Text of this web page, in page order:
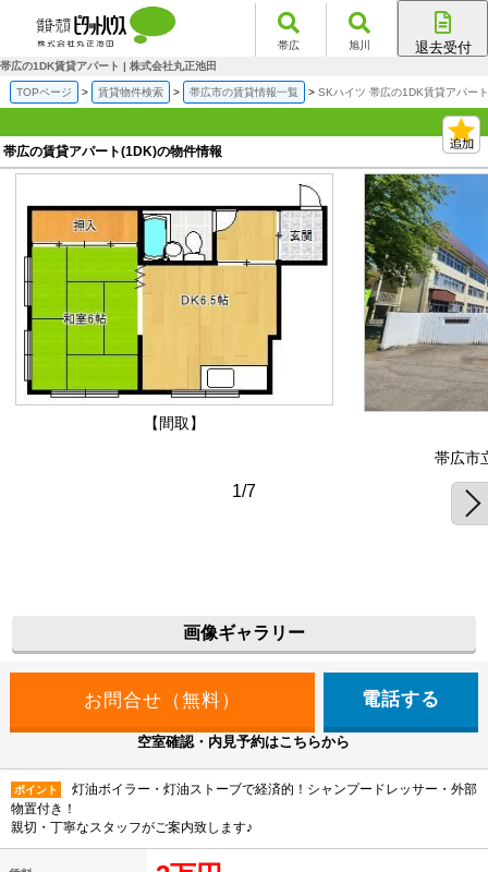
帯広 旭川 退去受付
帯広の1DK賃貸アパート | 株式会社丸正池田
TOPページ 賃貸物件検索 帯広市の賃貸情報一覧 SKハイツ 帯広の1DK賃貸アパート
帯広の賃貸アパート(1DK)の物件情報
【間取】
帯広市
1/7
画像ギャラリー
電話する
空室確認・内見予約はこちらから
ポイント
灯油ボイラー・灯油ストーブで経済的！シャンプードレッサー・外部
物置付き！
親切・丁寧なスタッフがご案内致します♪